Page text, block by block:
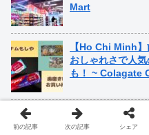
Mart
【Ho Chi Minh
おしゃれさで人
も！ ~ Colagate
【Da Nang】ダ
け！４人で分け
前の記事 次の記事 シェア